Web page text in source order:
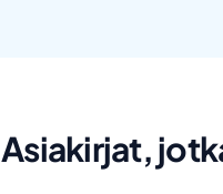
Asiakirjat,